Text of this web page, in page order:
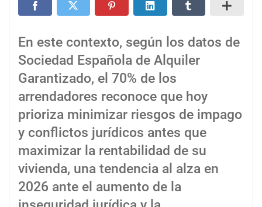
En este contexto, según los datos de
Sociedad Española de Alquiler
Garantizado, el 70% de los
arrendadores reconoce que hoy
prioriza minimizar riesgos de impago
y conflictos jurídicos antes que
maximizar la rentabilidad de su
vivienda, una tendencia al alza en
2026 ante el aumento de la